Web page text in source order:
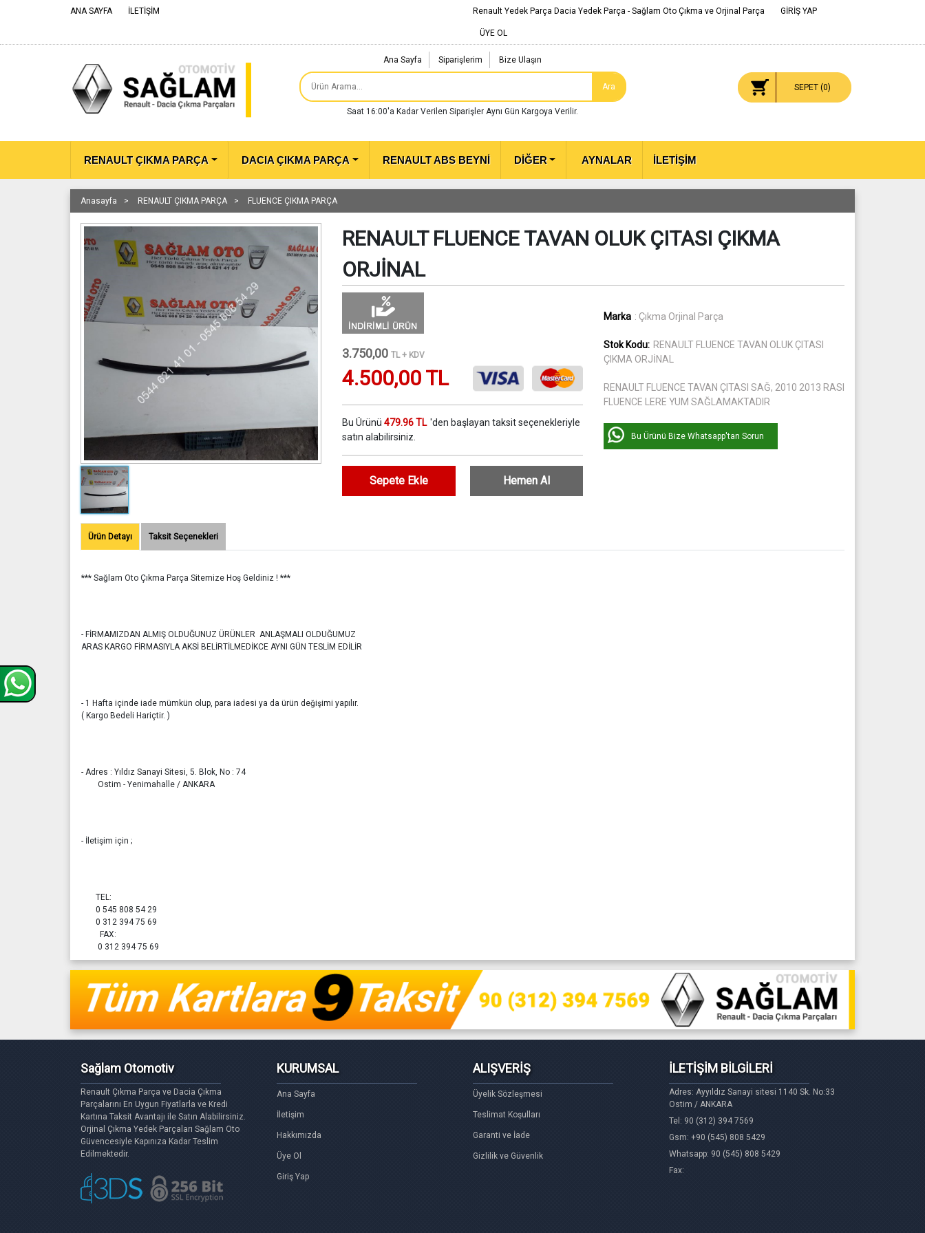
ANA SAYFA İLETİŞİM Renault Yedek Parça Dacia Yedek Parça - Sağlam Oto Çıkma ve Orjinal Parça GİRİŞ YAP
ÜYE OL
Ana Sayfa Siparişlerim Bize Ulaşın
Ara
Saat 16:00'a Kadar Verilen Siparişler Aynı Gün Kargoya Verilir.
SEPET (0)
RENAULT ÇIKMA PARÇA DACIA ÇIKMA PARÇA RENAULT ABS BEYNİ DİĞER AYNALAR İLETİŞİM
Anasayfa RENAULT ÇIKMA PARÇA FLUENCE ÇIKMA PARÇA
RENAULT FLUENCE TAVAN OLUK ÇITASI ÇIKMA
ORJİNAL
3.750,00 TL + KDV
4.500,00 TL
Bu Ürünü 479.96 TL 'den başlayan taksit seçenekleriyle
satın alabilirsiniz.
Sepete Ekle Hemen Al
Marka : Çıkma Orjinal Parça
Stok Kodu: RENAULT FLUENCE TAVAN OLUK ÇITASI
ÇIKMA ORJİNAL
RENAULT FLUENCE TAVAN ÇITASI SAĞ, 2010 2013 RASI
FLUENCE LERE YUM SAĞLAMAKTADIR
Bu Ürünü Bize Whatsapp'tan Sorun
Ürün Detayı Taksit Seçenekleri
*** Sağlam Oto Çıkma Parça Sitemize Hoş Geldiniz ! ***
- FİRMAMIZDAN ALMIŞ OLDUĞUNUZ ÜRÜNLER ANLAŞMALI OLDUĞUMUZ
ARAS KARGO FİRMASIYLA AKSİ BELİRTİLMEDİKCE AYNI GÜN TESLİM EDİLİR
- 1 Hafta içinde iade mümkün olup, para iadesi ya da ürün değişimi yapılır.
( Kargo Bedeli Hariçtir. )
- Adres : Yıldız Sanayi Sitesi, 5. Blok, No : 74
Ostim - Yenimahalle / ANKARA
- İletişim için ;
TEL:
0 545 808 54 29
0 312 394 75 69
FAX:
0 312 394 75 69
Sağlam Otomotiv
Renault Çıkma Parça ve Dacia Çıkma
Parçalarını En Uygun Fiyatlarla ve Kredi
Kartına Taksit Avantajı ile Satın Alabilirsiniz.
Orjinal Çıkma Yedek Parçaları Sağlam Oto
Güvencesiyle Kapınıza Kadar Teslim
Edilmektedir.
KURUMSAL
Ana Sayfa
İletişim
Hakkımızda
Üye Ol
Giriş Yap
ALIŞVERİŞ
Üyelik Sözleşmesi
Teslimat Koşulları
Garanti ve İade
Gizlilik ve Güvenlik
İLETİŞİM BİLGİLERİ
Adres: Ayyıldız Sanayi sitesi 1140 Sk. No:33
Ostim / ANKARA
Tel: 90 (312) 394 7569
Gsm: +90 (545) 808 5429
Whatsapp: 90 (545) 808 5429
Fax: